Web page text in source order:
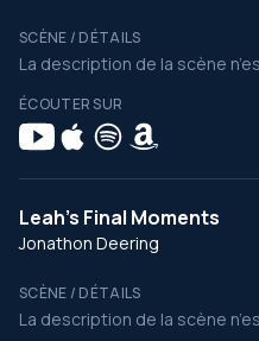
SCÈNE / DÉTAILS
La description de la scène
ÉCOUTER SUR
Leah's Final Moments
Jonathon Deering
SCÈNE / DÉTAILS
La description de la scène